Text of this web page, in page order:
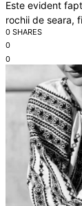
Este evident
rochii de seara,
0 SHARES
0
0